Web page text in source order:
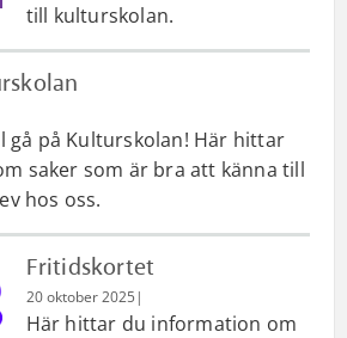
till kulturskolan.
gå på Kulturskolan! Här hittar
saker som är bra att känna till
hos oss.
Fritidskortet
20 oktober 2025 |
Här hittar du information om